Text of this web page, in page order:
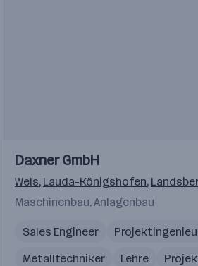
Einblicke
Daxner GmbH
Wels, Lauda-Königshofen,
Maschinenbau, Anlagenbau
Sales Engineer
Metalltechniker
Lehre